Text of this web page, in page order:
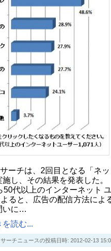
ーチは、2回目となる「ネッ
し、その結果を発表した。
代以上のインターネット
ると、広告の配信方法によ
いに…
読む...
ーチニュースの投稿日時: 2012-02-13